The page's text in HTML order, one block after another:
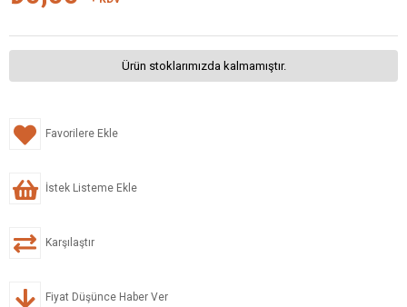
Ürün stoklarımızda kalmamıştır.
Favorilere Ekle
İstek Listeme Ekle
Karşılaştır
Fiyat Düşünce Haber Ver